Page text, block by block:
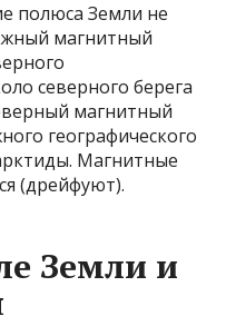
полюса Земли не
магнитный
северного берега
магнитный
географического
Магнитные
(дрейфуют).
Земли и